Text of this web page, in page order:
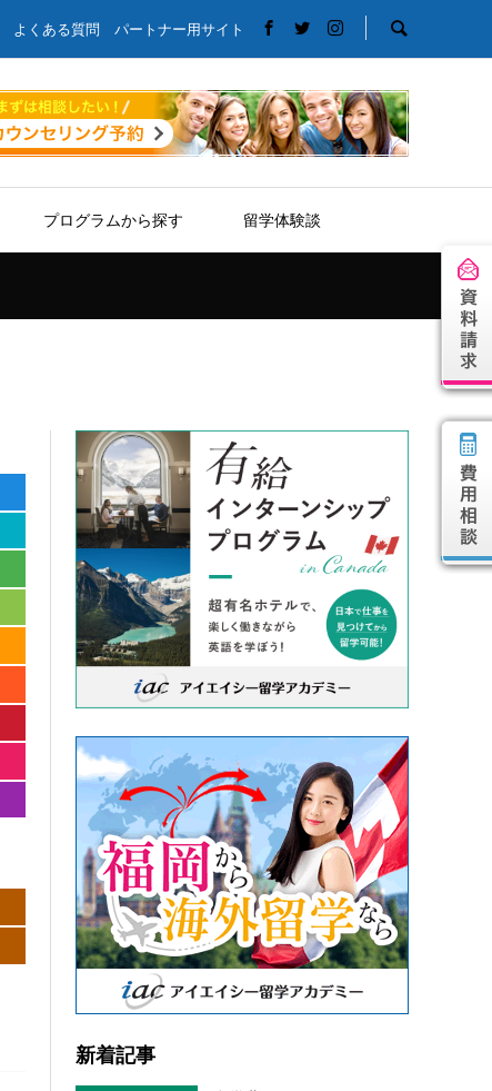
よくある質問 パートナー用サイト
プログラムから探す 留学体験談
新着記事